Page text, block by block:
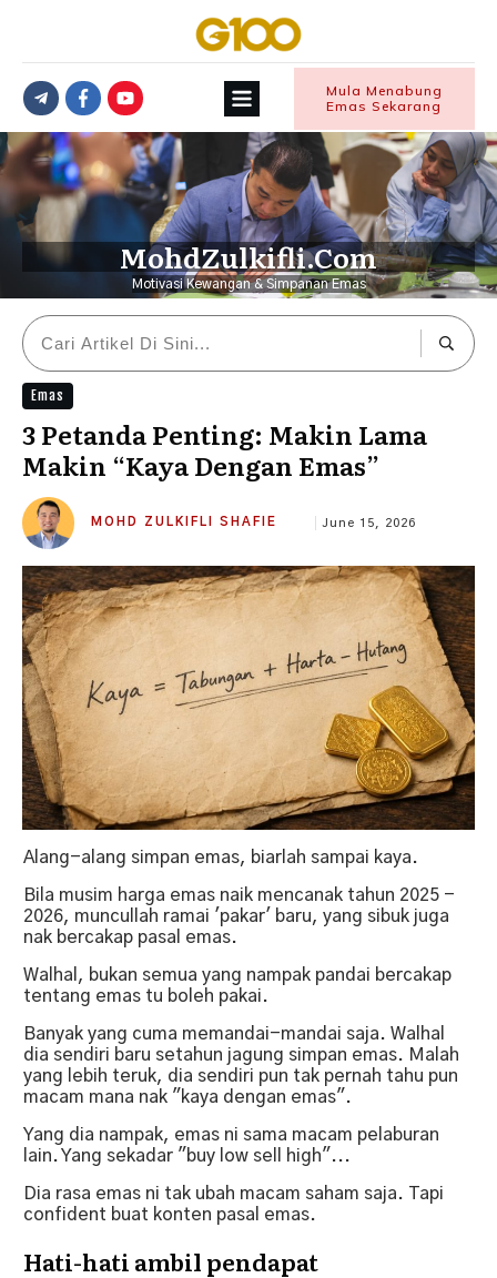
Mula Menabung
Emas Sekarang
MohdZulkifli.Com
Motivasi Kewangan & Simpanan Emas
Emas
3 Petanda Penting: Makin Lama
Makin “Kaya Dengan Emas”
MOHD ZULKIFLI SHAFIE June 15, 2026
Alang-alang simpan emas, biarlah sampai kaya.
Bila musim harga emas naik mencanak tahun 2025 -
2026, muncullah ramai 'pakar' baru, yang sibuk juga
nak bercakap pasal emas.
Walhal, bukan semua yang nampak pandai bercakap
tentang emas tu boleh pakai.
Banyak yang cuma memandai-mandai saja. Walhal
dia sendiri baru setahun jagung simpan emas. Malah
yang lebih teruk, dia sendiri pun tak pernah tahu pun
macam mana nak "kaya dengan emas".
Yang dia nampak, emas ni sama macam pelaburan
lain. Yang sekadar "buy low sell high"...
Dia rasa emas ni tak ubah macam saham saja. Tapi
confident buat konten pasal emas.
Hati-hati ambil pendapat